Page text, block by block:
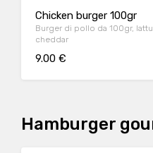
Chicken burger 100gr
Burger di pollo da 100gr,
cheddar
9.00 €
Hamburger